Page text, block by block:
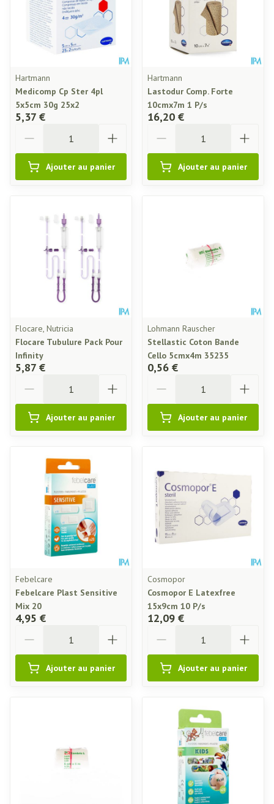
Hartmann
Medicomp Cp Ster 4pl
5x5cm 30g 25x2
5,37 €
Ajouter au panier
Hartmann
Lastodur Comp. Forte
10cmx7m 1 P/s
16,20 €
Ajouter au panier
Flocare, Nutricia
Flocare Tubulure Pack Pour
Infinity
5,87 €
Ajouter au panier
Lohmann Rauscher
Stellastic Coton Bande
Cello 5cmx4m 35235
0,56 €
Ajouter au panier
Febelcare
Febelcare Plast Sensitive
Mix 20
4,95 €
Ajouter au panier
Cosmopor
Cosmopor E Latexfree
15x9cm 10 P/s
12,09 €
Ajouter au panier